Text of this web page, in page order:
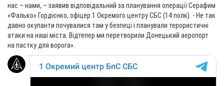
нас – нами, – заявив відповідальний за планування операції Серафим
«Фалько» Гордієнко, офіцер 1 Окремого центру СБС (14 полк). - Не так
давно окупанти почувалися там у безпеці і планували терористичні
атаки на наші міста. Відтепер ми перетворили Донецький аеропорт
на пастку для ворога».